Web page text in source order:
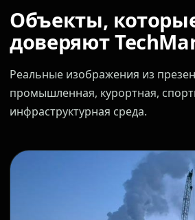
Объекты,
доверяют
Реальные изображения из
промышленная, курортная,
инфраструктурная среда.